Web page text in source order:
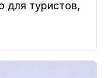
для туристов,